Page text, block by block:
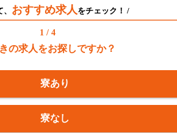
おすすめ求人 をチェック！ /
1 / 4
の求人をお探しですか？
寮あり
寮なし